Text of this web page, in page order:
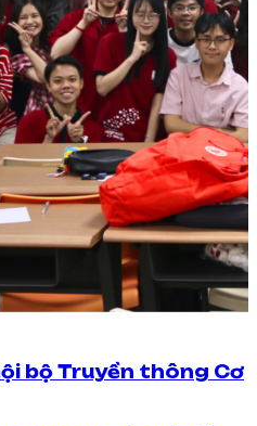
bộ Truyền thông Cơ